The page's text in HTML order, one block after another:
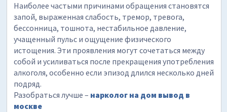
Наиболее частыми причинами обращения становятся
запой, выраженная слабость, тремор, тревога,
бессонница, тошнота, нестабильное давление,
учащенный пульс и ощущение физического
истощения. Эти проявления могут сочетаться между
собой и усиливаться после прекращения употребления
алкоголя, особенно если эпизод длился несколько дней
подряд.
Разобраться лучше – нарколог на дом вывод в
москве